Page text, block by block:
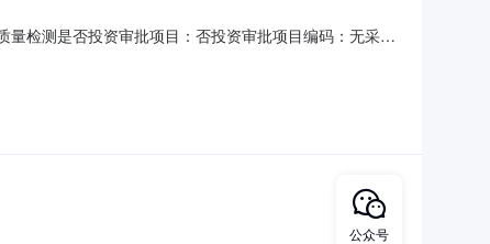
检测是否投资审批项目：否投资审批项目编码：无采购
：符合该项目资质即可选取中介方式：邀请直选+竞价
公众号